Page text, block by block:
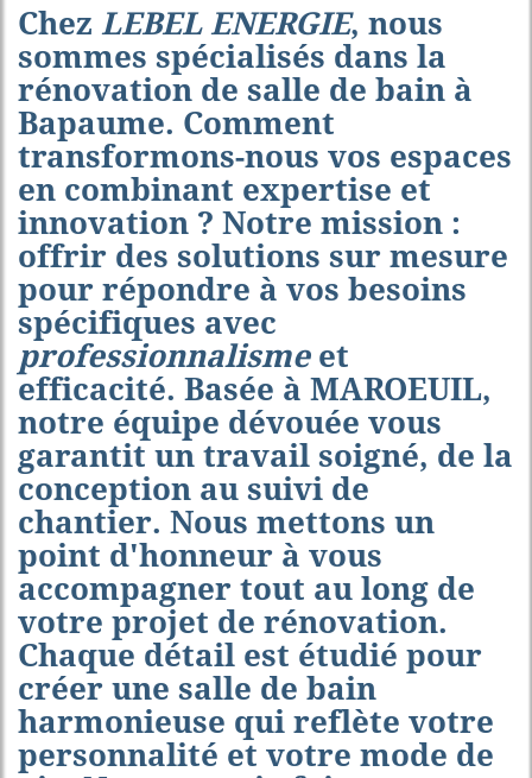
Chez LEBEL ENERGIE, nous
sommes spécialisés dans la
rénovation de salle de bain à
Bapaume. Comment
transformons-nous vos espaces
en combinant expertise et
innovation ? Notre mission :
offrir des solutions sur mesure
pour répondre à vos besoins
spécifiques avec
professionnalismeet
efficacité. Basée à MAROEUIL,
notre équipe dévouée vous
garantit un travail soigné, de la
conception au suivi de
chantier. Nous mettons un
point d'honneur à vous
accompagner tout au long de
votre projet de rénovation.
Chaque détail est étudié pour
créer une salle de bain
harmonieuse qui reflète votre
personnalité et votre mode de